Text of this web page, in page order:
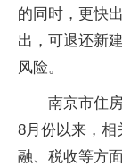
的同时，更快
出，可退还新
风险。
南京市住
8月份以来，相
融、税收等方